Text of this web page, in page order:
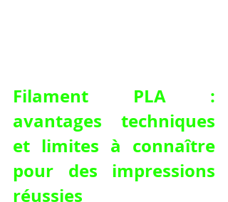
Filament PLA :
avantages techniques
et limites à connaître
pour des impressions
réussies